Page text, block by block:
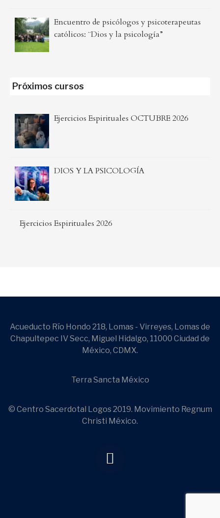
Encuentro de psicólogos y psicoterapeutas
católicos: ¨Dios y la psicología”
Próximos cursos
Ejercicios Espirituales OCTUBRE 2026
DIOS Y LA PSICOLOGÍA
Ejercicios Espirituales 2026
Acueducto Río Hondo 218, Lomas - Virreyes, Lomas de
Chapultepec IV Secc, Miguel Hidalgo, 11000 Ciudad de
México, CDMX.
Terra Sancta México
© Centro Sacerdotal Logos 2019. Movimiento Regnum
Christi México.